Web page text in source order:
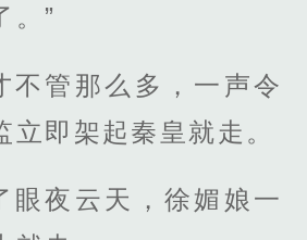
。”
不管那么多，一声令
立即架起秦皇就走。
眼夜云天，徐媚娘一